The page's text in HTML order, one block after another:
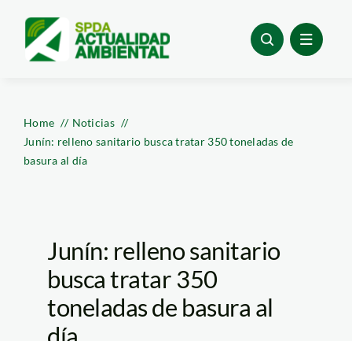
content
Home
Noticias
Junín: relleno sanitario busca tratar 350 toneladas de
basura al día
Junín: relleno sanitario
busca tratar 350
toneladas de basura al